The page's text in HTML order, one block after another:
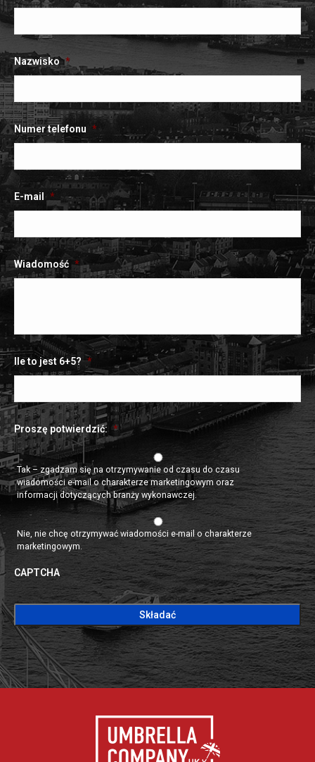
się
oknie
się
oknie
w
Nazwisko *
Numer telefonu *
E-mail *
Wiadomość *
Ile to jest 6+5? *
Proszę potwierdzić: *
Tak – zgadzam się na otrzymywanie od czasu do czasu
wiadomości e-mail o charakterze marketingowym oraz
informacji dotyczących branży wykonawczej.
Nie, nie chcę otrzymywać wiadomości e-mail o charakterze
marketingowym.
CAPTCHA
CAPTCHA